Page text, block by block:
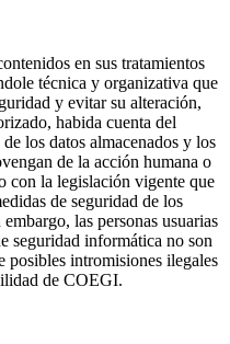
en sus tratamientos
técnica y organizativa que
y evitar su alteración,
habida cuenta del
los datos almacenados y los
de la acción humana o
con la legislación vigente que
de seguridad de los
las personas usuarias
seguridad informática no son
posibles intromisiones ilegales
de COEGI.